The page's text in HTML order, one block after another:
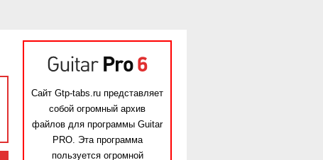
Сайт Gtp-tabs.ru представляет
собой огромный архив
файлов для программы Guitar
PRO. Эта программа
пользуется огромной